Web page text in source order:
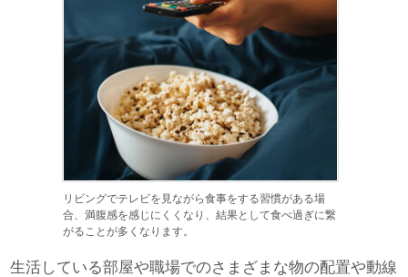
リビングでテレビを見ながら食事をする習慣がある場
合、満腹感を感じにくくなり、結果として食べ過ぎに繋
がることが多くなります。
生活している部屋や職場でのさまざまな物の配置や動線